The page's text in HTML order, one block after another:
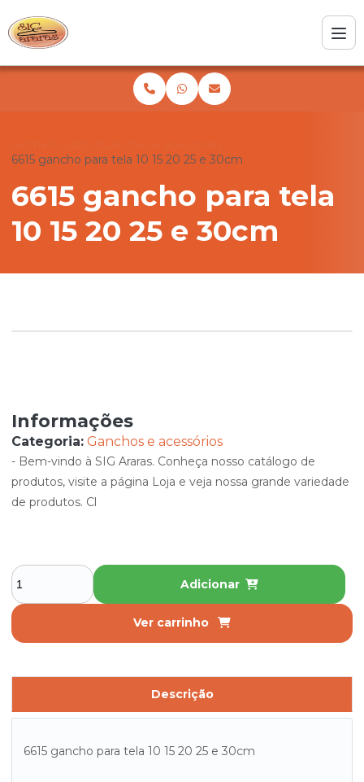
6615 gancho para tela 10 15 20 25 e 30cm
6615 gancho para tela
10 15 20 25 e 30cm
Informações
Categoria: Ganchos e acessórios
- Bem-vindo à SIG Araras. Conheça nosso catálogo de
produtos, visite a página Loja e veja nossa grande variedade
de produtos. Cl
Adicionar
Ver carrinho
Descrição
6615 gancho para tela 10 15 20 25 e 30cm